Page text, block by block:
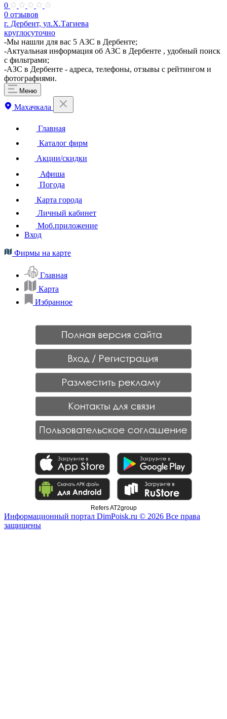
0
0 отзывов
г. Дербент, ул.Х.Тагиева
круглосуточно
-Мы нашли для вас 5 АЗС в Дербенте;
-Актуальная информация об АЗС в Дербенте , удобный поиск
с фильтрами;
-АЗС в Дербенте - адреса, телефоны, отзывы с рейтингом и
фотографиями.
Меню
Махачкала
Главная
Каталог фирм
Акции/скидки
Афиша
Погода
Карта города
Личный кабинет
Моб.приложение
Вход
Фирмы на карте
Главная
Карта
Избранное
Refers AT2group
Информационный портал DimPoisk.ru © 2026 Все права
защищены